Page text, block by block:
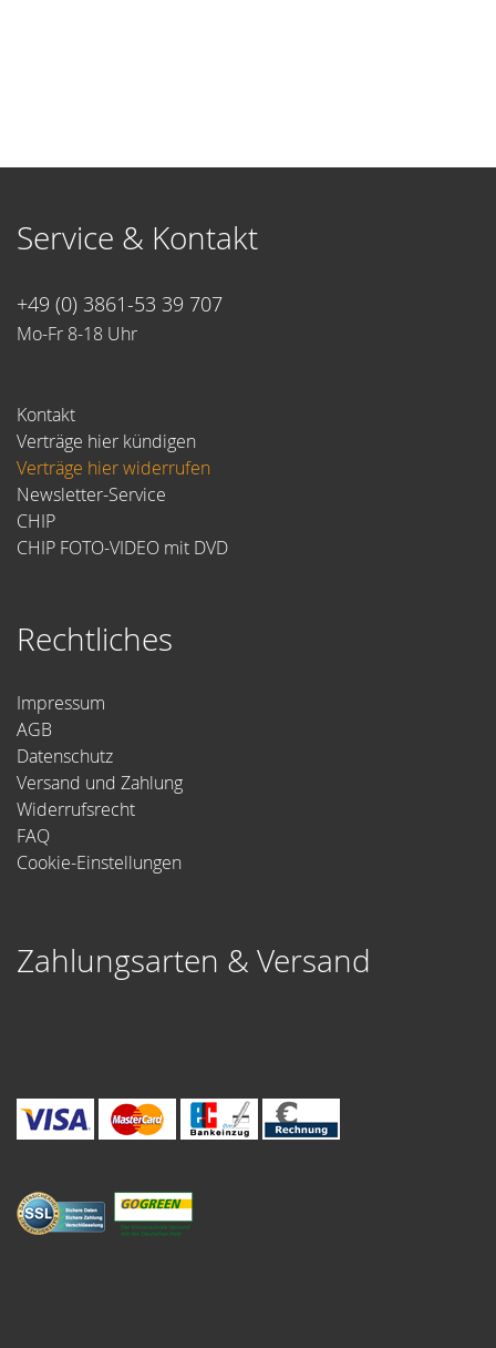
Service & Kontakt
+49 (0) 3861-53 39 707
Mo-Fr 8-18 Uhr
Kontakt
Verträge hier kündigen
Verträge hier widerrufen
Newsletter-Service
CHIP
CHIP FOTO-VIDEO mit DVD
Rechtliches
Impressum
AGB
Datenschutz
Versand und Zahlung
Widerrufsrecht
FAQ
Cookie-Einstellungen
Zahlungsarten & Versand